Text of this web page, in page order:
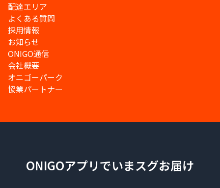
配達エリア
よくある質問
採用情報
お知らせ
ONIGO通信
会社概要
オニゴーパーク
協業パートナー
ONIGOアプリでいまスグお届け